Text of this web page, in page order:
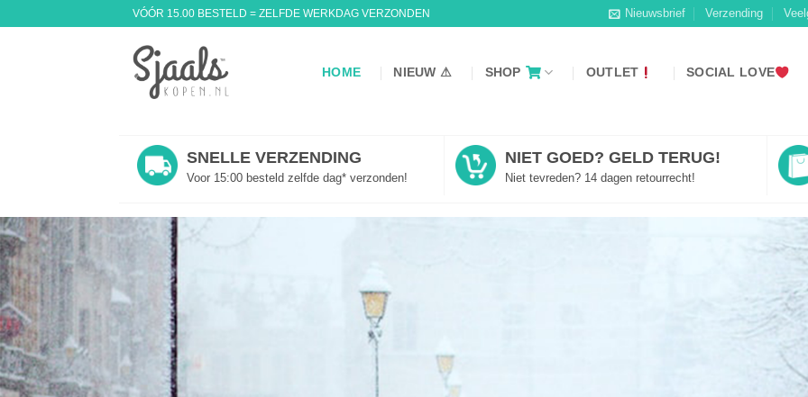
VÓÓR 15.00 BESTELD = ZELFDE WERKDAG VERZONDEN Nieuwsbrief Verzending
HOME NIEUW ⚠ SHOP OUTLET SOCIAL LOVE
SNELLE VERZENDING
Voor 15:00 besteld zelfde dag* verzonden!
NIET GOED? GELD TERUG!
Niet tevreden? 14 dagen retourrecht!